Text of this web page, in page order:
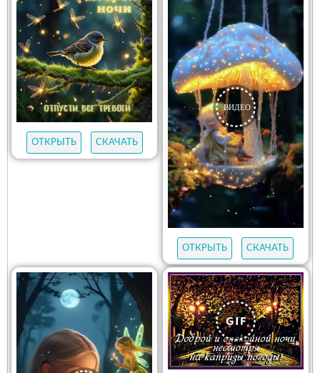
ОТКРЫТЬ СКАЧАТЬ
ОТКРЫТЬ СКАЧАТЬ